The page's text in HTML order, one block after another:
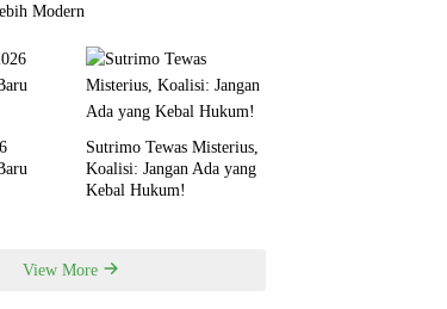
Modern
Sutrimo Tewas Misterius,
Koalisi: Jangan Ada yang
Kebal Hukum!
View More